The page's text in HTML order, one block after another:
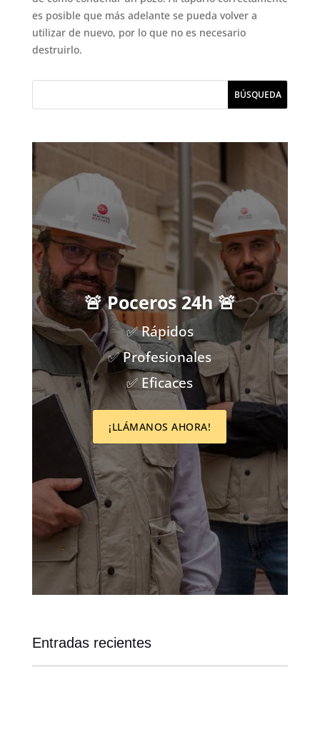
es posible que más adelante se pueda volver a
utilizar de nuevo, por lo que no es necesario
destruirlo.
🚨 Poceros 24h 🚨
✅ Rápidos
✅ Profesionales
✅ Eficaces
¡LLÁMANOS AHORA!
Entradas recientes